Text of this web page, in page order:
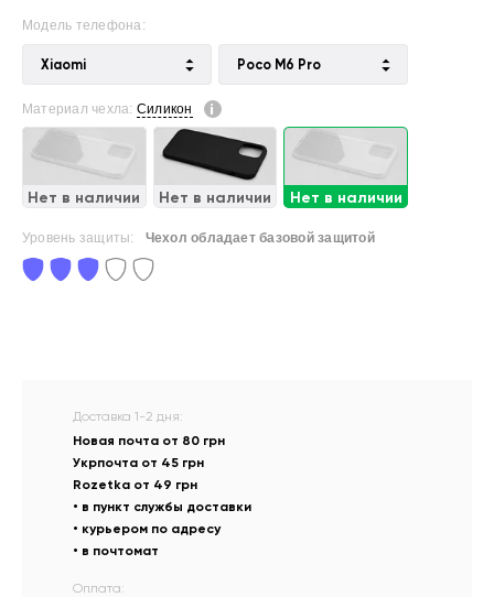
Модель телефона:
Xiaomi Poco M6 Pro
Материал чехла: Силикон
Нет в наличии Нет в наличии Нет в наличии
Уровень защиты: Чехол обладает базовой защитой
Доставка 1-2 дня:
Новая почта от 80 грн
Укрпочта от 45 грн
Rozetka от 49 грн
• в пункт службы доставки
• курьером по адресу
• в почтомат
Оплата: